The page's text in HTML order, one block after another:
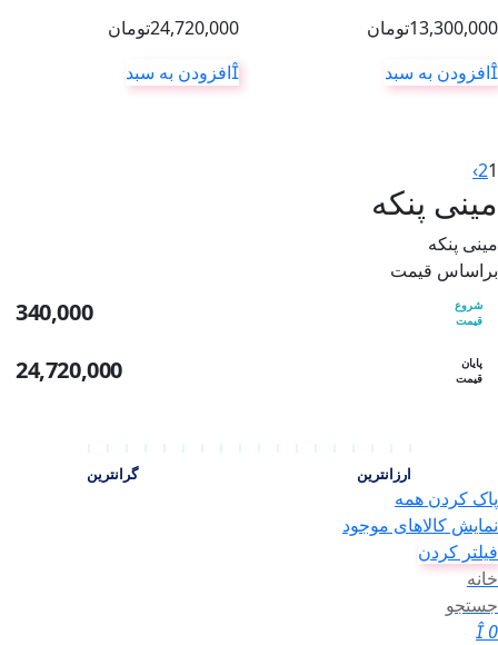
13,300,000تومان
افزودن به سبد
24,720,000تومان
افزودن به سبد
1
2
›
مینی پنکه
مینی پنکه
براساس قیمت
شروع
قیمت
340,000
پایان
قیمت
24,720,000
ارزانترین گرانترین
پاک کردن همه
نمایش کالاهای موجود
فیلتر کردن
خانه
جستجو
0